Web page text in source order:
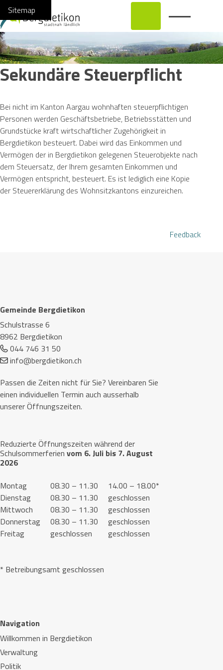
Navigieren in Bergdietikon
Schnellnavigation
Home
Navigation
Inhalt
Suche
Sitemap
Sekundäre Steuerpflicht
Bei nicht im Kanton Aargau wohnhaften steuerpflichtigen
Personen werden Geschäftsbetriebe, Betriebsstätten und
Grundstücke kraft wirtschaftlicher Zugehörigkeit in
Bergdietikon besteuert. Dabei wird das Einkommen und
Vermögen der in Bergdietikon gelegenen Steuerobjekte nach
dem Steuersatz, der Ihrem gesamten Einkommen und
Vermögen entspricht, besteuert. Es ist lediglich eine Kopie
der Steuererklärung des Wohnsitzkantons einzureichen.
Feedback
Gemeinde Bergdietikon
Schulstrasse 6
8962 Bergdietikon
044 746 31 50
info@bergdietikon.ch
Passen die Zeiten nicht für Sie? Vereinbaren Sie
einen individuellen Termin auch ausserhalb
unserer Öffnungszeiten.
Reduzierte Öffnungszeiten während der
Schulsommerferien vom 6. Juli bis 7. August
2026
Montag
08.30 – 11.30 14.00 – 18.00*
Dienstag
08.30 – 11.30 geschlossen
Mittwoch
08.30 – 11.30 geschlossen
Donnerstag 08.30 – 11.30 geschlossen
Freitag
geschlossen geschlossen
* Betreibungsamt geschlossen
Navigation
Willkommen in Bergdietikon
Verwaltung
Politik